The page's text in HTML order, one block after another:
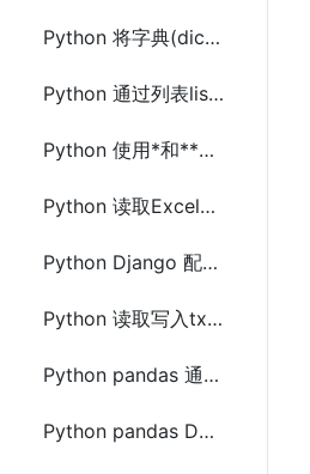
Python 将字典(dict)转换为DataFrame的几种方法
Python 通过列表list创建生成字典dict的方法
Python 使用*和**解包字典dict和列表或元组参数(*args,**kwargs)
Python 读取Excel文件中列数据到list列表的几种方法
Python Django 配置使用django-ratelimit限制网站接口访问频率
Python 读取写入txt文本文件内容及简单记录日志
Python pandas 通过字段部分匹配合并连接两个DataFrame
Python pandas DataFrame 常用操作(新增、删除、修改和查询)